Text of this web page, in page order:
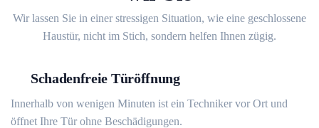
Wir lassen Sie in einer stressigen Situation, wie eine geschlossene
Haustür, nicht im Stich, sondern helfen Ihnen zügig.
Schadenfreie Türöffnung
Innerhalb von wenigen Minuten ist ein Techniker vor Ort und
öffnet Ihre Tür ohne Beschädigungen.